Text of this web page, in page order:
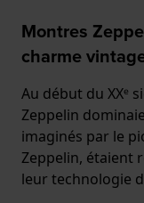
Montres
charme
Au début du XXᵉ
Zeppelin
imaginés par le
Zeppelin, étaient
leur technologie